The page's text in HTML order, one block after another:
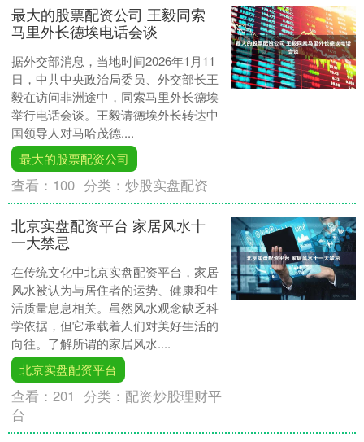
最大的股票配资公司 王毅同索
马里外长德埃电话会谈
据外交部消息，当地时间2026年1月11
日，中共中央政治局委员、外交部长王
毅在访问非洲途中，同索马里外长德埃
举行电话会谈。王毅请德埃外长转达中
国领导人对马哈茂德....
最大的股票配资公司
查看： 100 分类：炒股实盘配资
北京实盘配资平台 家居风水十
一大禁忌
在传统文化中北京实盘配资平台，家居
风水被认为与居住者的运势、健康和生
活质量息息相关。虽然风水观念缺乏科
学依据，但它承载着人们对美好生活的
向往。了解所谓的家居风水....
北京实盘配资平台
查看：201 分类： 配资炒股理财平
台